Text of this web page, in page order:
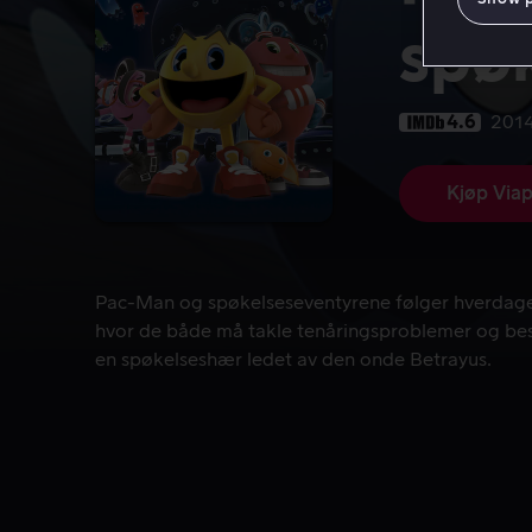
4.6
Kjøp
Pac-Man og spøkelseseventyrene følger
Pac-Man og spøkelseseventyrene følger
hvor de både må takle tenåringsproblemer og
en spøkelseshær ledet av den onde Betrayus.